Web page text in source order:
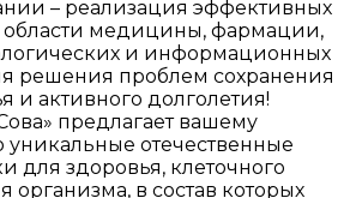
– реализация эффективных
области медицины, фармации,
и информационных
решения проблем сохранения
и активного долголетия!
предлагает вашему
отечественные
для здоровья, клеточного
организма, в состав которых